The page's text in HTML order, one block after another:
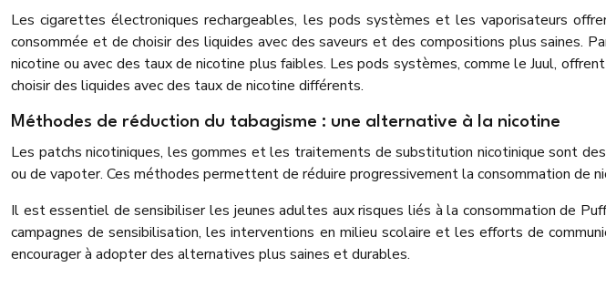
Les cigarettes électroniques rechargeables, les pods systèmes et les vaporisateurs
consommée et de choisir des liquides avec des saveurs et des compositions plus saines.
nicotine ou avec des taux de nicotine plus faibles. Les pods systèmes, comme le Juul,
choisir des liquides avec des taux de nicotine différents.
Méthodes de réduction du tabagisme : une alternative à la nicotine
Les patchs nicotiniques, les gommes et les traitements de substitution nicotinique sont
ou de vapoter. Ces méthodes permettent de réduire progressivement la consommation de
Il est essentiel de sensibiliser les jeunes adultes aux risques liés à la consommation de
campagnes de sensibilisation, les interventions en milieu scolaire et les efforts de
encourager à adopter des alternatives plus saines et durables.